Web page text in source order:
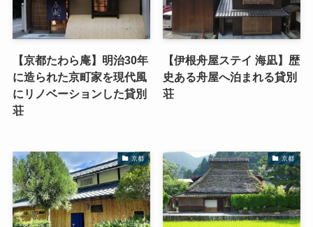
【京都たわら庵】明治30年
に造られた京町家を現代風
にリノベーションした貸別
荘
【伊根舟屋ステイ 海凪】歴
史ある舟屋へ泊まれる貸別
荘
京都 京都